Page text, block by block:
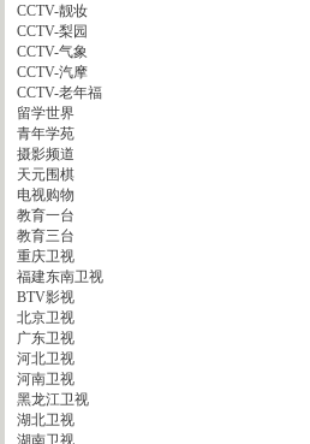
CCTV-靓妆
CCTV-梨园
CCTV-气象
CCTV-汽摩
CCTV-老年福
留学世界
青年学苑
摄影频道
天元围棋
电视购物
教育一台
教育三台
重庆卫视
福建东南卫视
BTV影视
北京卫视
广东卫视
河北卫视
河南卫视
黑龙江卫视
湖北卫视
湖南卫视